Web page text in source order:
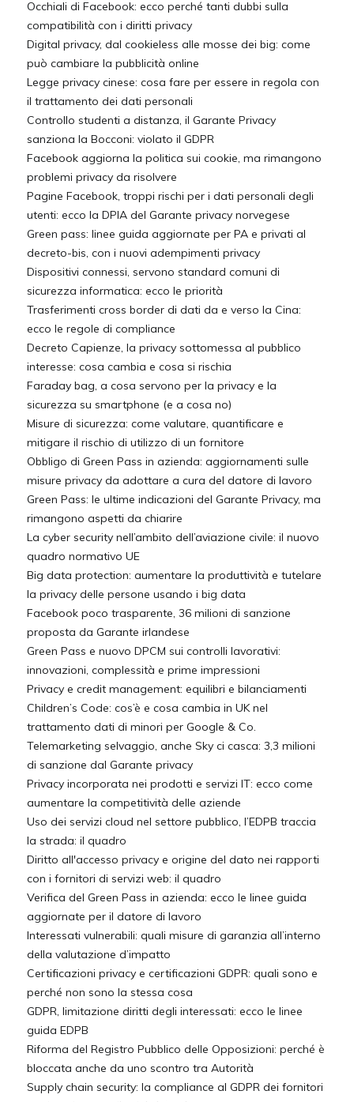
Occhiali di Facebook: ecco perché tanti dubbi sulla
compatibilità con i diritti privacy
Digital privacy, dal cookieless alle mosse dei big: come
può cambiare la pubblicità online
Legge privacy cinese: cosa fare per essere in regola con
il trattamento dei dati personali
Controllo studenti a distanza, il Garante Privacy
sanziona la Bocconi: violato il GDPR
Facebook aggiorna la politica sui cookie, ma rimangono
problemi privacy da risolvere
Pagine Facebook, troppi rischi per i dati personali degli
utenti: ecco la DPIA del Garante privacy norvegese
Green pass: linee guida aggiornate per PA e privati al
decreto-bis, con i nuovi adempimenti privacy
Dispositivi connessi, servono standard comuni di
sicurezza informatica: ecco le priorità
Trasferimenti cross border di dati da e verso la Cina:
ecco le regole di compliance
Decreto Capienze, la privacy sottomessa al pubblico
interesse: cosa cambia e cosa si rischia
Faraday bag, a cosa servono per la privacy e la
sicurezza su smartphone (e a cosa no)
Misure di sicurezza: come valutare, quantificare e
mitigare il rischio di utilizzo di un fornitore
Obbligo di Green Pass in azienda: aggiornamenti sulle
misure privacy da adottare a cura del datore di lavoro
Green Pass: le ultime indicazioni del Garante Privacy, ma
rimangono aspetti da chiarire
La cyber security nell’ambito dell’aviazione civile: il nuovo
quadro normativo UE
Big data protection: aumentare la produttività e tutelare
la privacy delle persone usando i big data
Facebook poco trasparente, 36 milioni di sanzione
proposta da Garante irlandese
Green Pass e nuovo DPCM sui controlli lavorativi:
innovazioni, complessità e prime impressioni
Privacy e credit management: equilibri e bilanciamenti
Children’s Code: cos’è e cosa cambia in UK nel
trattamento dati di minori per Google & Co.
Telemarketing selvaggio, anche Sky ci casca: 3,3 milioni
di sanzione dal Garante privacy
Privacy incorporata nei prodotti e servizi IT: ecco come
aumentare la competitività delle aziende
Uso dei servizi cloud nel settore pubblico, l’EDPB traccia
la strada: il quadro
Diritto all'accesso privacy e origine del dato nei rapporti
con i fornitori di servizi web: il quadro
Verifica del Green Pass in azienda: ecco le linee guida
aggiornate per il datore di lavoro
Interessati vulnerabili: quali misure di garanzia all’interno
della valutazione d’impatto
Certificazioni privacy e certificazioni GDPR: quali sono e
perché non sono la stessa cosa
GDPR, limitazione diritti degli interessati: ecco le linee
guida EDPB
Riforma del Registro Pubblico delle Opposizioni: perché è
bloccata anche da uno scontro tra Autorità
Supply chain security: la compliance al GDPR dei fornitori